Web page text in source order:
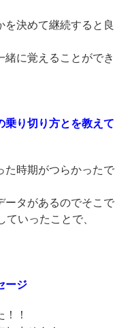
決めて継続すると良
に覚えることができ
り切り方とを教えて
た時期がつらかったで
ータがあるのでそこで
いったことで、
ージ
！